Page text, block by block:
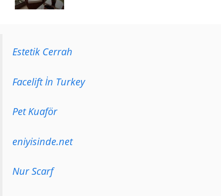
Estetik Cerrah
Facelift İn Turkey
Pet Kuaför
eniyisinde.net
Nur Scarf